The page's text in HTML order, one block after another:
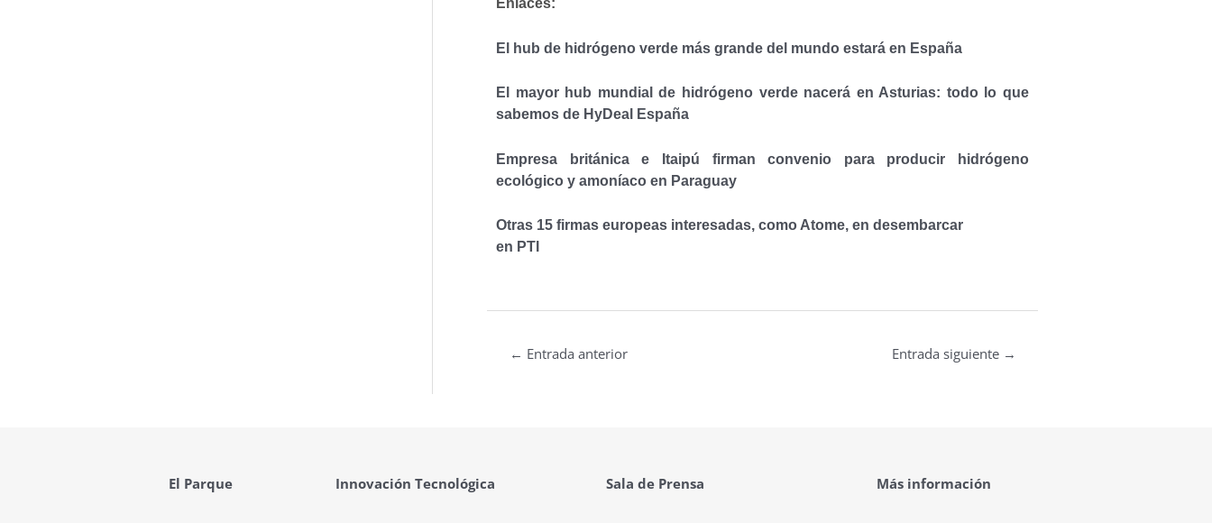
Enlaces:
El hub de hidrógeno verde más grande del mundo estará en España
El mayor hub mundial de hidrógeno verde nacerá en Asturias: todo lo que
sabemos de HyDeal España
Empresa británica e Itaipú firman convenio para producir hidrógeno
ecológico y amoníaco en Paraguay
Otras 15 firmas europeas interesadas, como Atome, en desembarcar
en PTI
← Entrada anterior Entrada siguiente →
El Parque Innovación Tecnológica Sala de Prensa Más información